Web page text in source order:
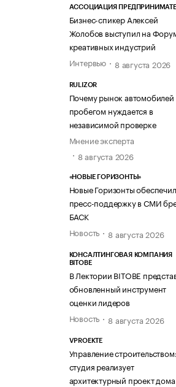
АССОЦИАЦИЯ
Бизнес-спикер Алексей
Жолобов выступил на
креативных индустрий
Интервью
8 августа 2026
RULIZOR
Почему рынок автомобилей
пробегом нуждается в
независимой проверке
Мнение эксперта
8 августа 2026
«НОВЫЕ ГОРИЗОНТЫ»
Новые Горизонты
пресс-поддержку в СМИ
БАСК
Новость
8 августа 2026
КОНСАЛТИНГОВАЯ КОМПАНИЯ
BITOBE
В Лектории BITOBE
обновленный инструмент
оценки лидеров
Новость
8 августа 2026
VPROEKTE
Управление
студия реализует
архитектурный проект дома